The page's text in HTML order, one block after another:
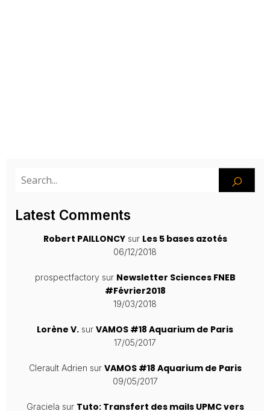
Latest Comments
Robert PAILLONCYsur Les 5 bases azotés
06/12/2018
prospectfactorysur Newsletter Sciences FNEB
#Février2018
19/03/2018
Lorène V. sur VAMOS #18 Aquarium de Paris
17/05/2017
Clerault Adrien sur VAMOS #18 Aquarium de Paris
09/05/2017
Graciela sur Tuto: Transfert des mails UPMC vers